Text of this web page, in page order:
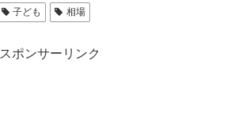
子ども 相場
スポンサーリンク